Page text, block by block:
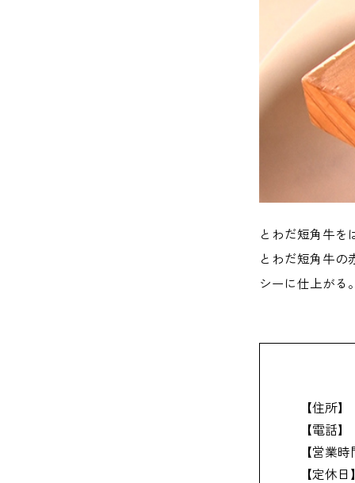
とわだ短角牛を
とわだ短角牛の
シーに仕上がる
【住所】
【電話】
【営業
【定休